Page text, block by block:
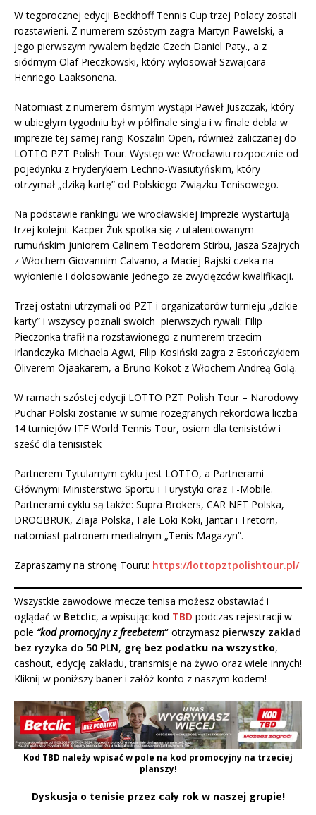
W tegorocznej edycji Beckhoff Tennis Cup trzej Polacy zostali
rozstawieni. Z numerem szóstym zagra Martyn Pawelski, a
jego pierwszym rywalem będzie Czech Daniel Paty., a z
siódmym Olaf Pieczkowski, który wylosował Szwajcara
Henriego Laaksonena.
Natomiast z numerem ósmym wystąpi Paweł Juszczak, który
w ubiegłym tygodniu był w półfinale singla i w finale debla w
imprezie tej samej rangi Koszalin Open, również zaliczanej do
LOTTO PZT Polish Tour. Występ we Wrocławiu rozpocznie od
pojedynku z Fryderykiem Lechno-Wasiutyńskim, który
otrzymał „dziką kartę” od Polskiego Związku Tenisowego.
Na podstawie rankingu we wrocławskiej imprezie wystartują
trzej kolejni. Kacper Żuk spotka się z utalentowanym
rumuńskim juniorem Calinem Teodorem Stirbu, Jasza Szajrych
z Włochem Giovannim Calvano, a Maciej Rajski czeka na
wyłonienie i dolosowanie jednego ze zwycięzców kwalifikacji.
Trzej ostatni utrzymali od PZT i organizatorów turnieju „dzikie
karty” i wszyscy poznali swoich pierwszych rywali: Filip
Pieczonka trafił na rozstawionego z numerem trzecim
Irlandczyka Michaela Agwi, Filip Kosiński zagra z Estończykiem
Oliverem Ojaakarem, a Bruno Kokot z Włochem Andreą Golą.
W ramach szóstej edycji LOTTO PZT Polish Tour – Narodowy
Puchar Polski zostanie w sumie rozegranych rekordowa liczba
14 turniejów ITF World Tennis Tour, osiem dla tenisistów i
sześć dla tenisistek
Partnerem Tytularnym cyklu jest LOTTO, a Partnerami
Głównymi Ministerstwo Sportu i Turystyki oraz T-Mobile.
Partnerami cyklu są także: Supra Brokers, CAR NET Polska,
DROGBRUK, Ziaja Polska, Fale Loki Koki, Jantar i Tretorn,
natomiast patronem medialnym „Tenis Magazyn”.
Zapraszamy na stronę Touru: https://lottopztpolishtour.pl/
Wszystkie zawodowe mecze tenisa możesz obstawiać i
oglądać w Betclic, a wpisując kod TBD podczas rejestracji w
pole “kod promocyjny z freebetem“ otrzymasz pierwszy zakład
bez ryzyka do 50 PLN, grę bez podatku na wszystko,
cashout, edycję zakładu, transmisje na żywo oraz wiele innych!
Kliknij w poniższy baner i załóż konto z naszym kodem!
Kod TBD należy wpisać w pole na kod promocyjny na trzeciej
planszy!
Dyskusja o tenisie przez cały rok w naszej grupie!